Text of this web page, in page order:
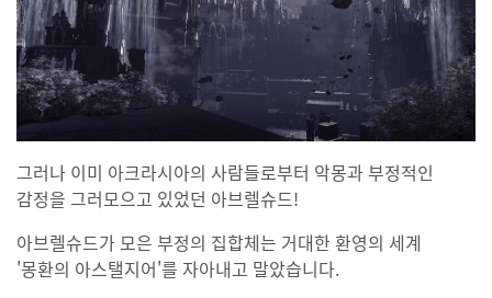
그러나 이미 아크라시아의 사람들로부터 악몽과 부정적인
감정을 그러모으고 있었던 아브렐슈드!
아브렐슈드가 모은 부정의 집합체는 거대한 환영의 세계
'몽환의 아스탤지어'를 자아내고 말았습니다.